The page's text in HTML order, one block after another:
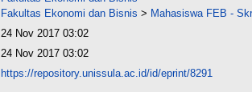
Fakultas Ekonomi dan Bisnis > Mahasiswa FEB -
24 Nov 2017 03:02
24 Nov 2017 03:02
https://repository.unissula.ac.id/id/eprint/8291